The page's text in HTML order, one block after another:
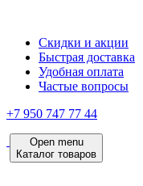
Скидки и акции
Быстрая доставка
Удобная оплата
Частые вопросы
+7 950 747 77 44
Open menu
Каталог товаров